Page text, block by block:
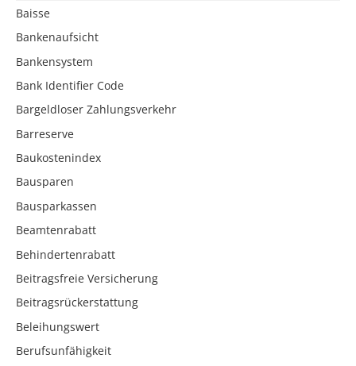
Baisse
Bankenaufsicht
Bankensystem
Bank Identifier Code
Bargeldloser Zahlungsverkehr
Barreserve
Baukostenindex
Bausparen
Bausparkassen
Beamtenrabatt
Behindertenrabatt
Beitragsfreie Versicherung
Beitragsrückerstattung
Beleihungswert
Berufsunfähigkeit